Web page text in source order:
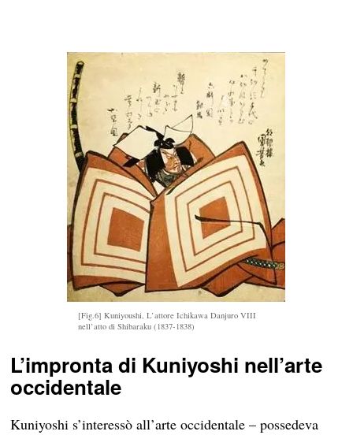
[Fig.6] Kuniyoushi, L’attore Ichikawa Danjuro VIII
nell’atto di Shibaraku (1837-1838)
L’impronta di Kuniyoshi nell’arte
occidentale
Kuniyoshi s’interessò all’arte occidentale – possedeva